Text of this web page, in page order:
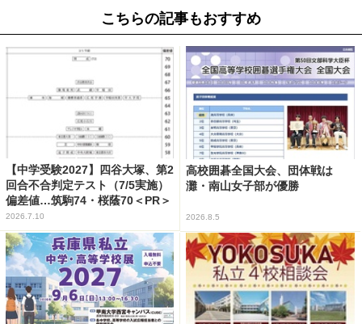
こちらの記事もおすすめ
【中学受験2027】四谷大塚、第2
回合不合判定テスト（7/5実施）
偏差値…筑駒74・桜蔭70＜PR＞
2026.7.10
高校囲碁全国大会、団体戦は
灘・南山女子部が優勝
2026.8.5